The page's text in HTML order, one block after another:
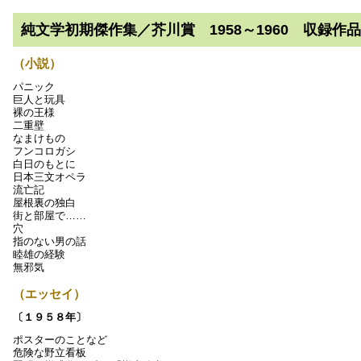
純文学初期傑作集／芥川賞 1958～1960 収録作
（小説）
パニック
巨人と玩具
裸の王様
二重壁
なまけもの
フンコロガシ
白日のもとに
日本三文オペラ
流亡記
屋根裏の独白
街と部屋で……
穴
指のない男の話
睦雄の経験
無邪気
（エッセイ）
〔１９５８年〕
ポスターのことなど
危険な野立看板